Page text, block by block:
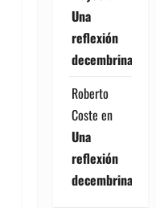
Una
reflexión
decembrina
Roberto
Coste en
Una
reflexión
decembrina